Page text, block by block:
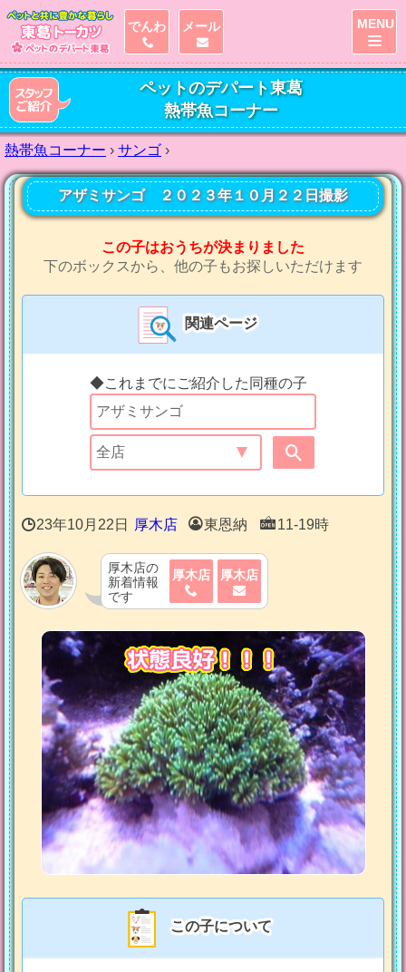
ペットのデパート東葛
熱帯魚コーナー
熱帯魚コーナー › サンゴ ›
アザミサンゴ ２０２３年１０月２２日撮影
この子はおうちが決まりました
下のボックスから、他の子もお探しいただけます
関連ページ
◆これまでにご紹介した同種の子
23年10月22日 厚木店 東恩納 11-19時
厚木店の
新着情報
です
厚木店 厚木店
状態良好！！！
この子について
でんわ メール MENU